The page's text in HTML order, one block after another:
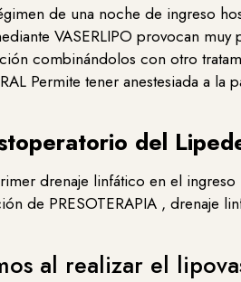
de una noche de ingreso
VASERLIPO provocan
combinándolos con otro
Permite tener anestesiada a
del
drenaje linfático en el ingreso
de PRESOTERAPIA , drenaje
al realizar el